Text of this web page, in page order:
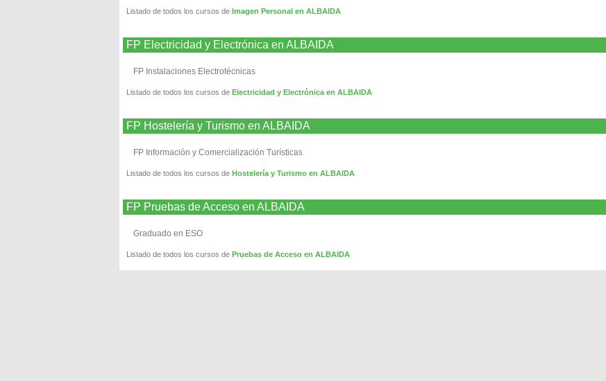
Listado de todos los cursos de Imagen Personal en ALBAIDA
FP Electricidad y Electrónica en ALBAIDA
FP Instalaciones Electrotécnicas
Listado de todos los cursos de Electricidad y Electrónica en ALBAIDA
FP Hostelería y Turismo en ALBAIDA
FP Información y Comercialización Turísticas
Listado de todos los cursos de Hostelería y Turismo en ALBAIDA
FP Pruebas de Acceso en ALBAIDA
Graduado en ESO
Listado de todos los cursos de Pruebas de Acceso en ALBAIDA